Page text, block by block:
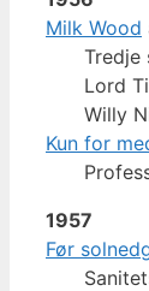
Milk Wood
Tredje
Lord
Willy
Kun for
1957
Før